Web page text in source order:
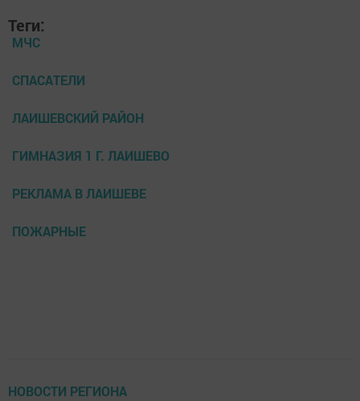
Теги:
МЧС
СПАСАТЕЛИ
ЛАИШЕВСКИЙ РАЙОН
ГИМНАЗИЯ 1 Г. ЛАИШЕВО
РЕКЛАМА В ЛАИШЕВЕ
ПОЖАРНЫЕ
НОВОСТИ РЕГИОНА